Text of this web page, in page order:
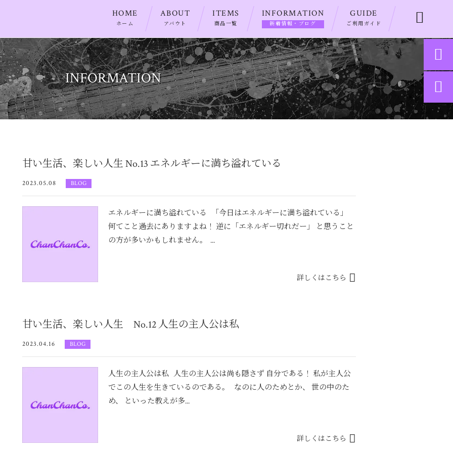
HOME
ホーム
ABOUT
アバウト
ITEMS
商品一覧
INFORMATION
新着情報・ブログ
GUIDE
ご利用ガイド 
INFORMATION
甘い生活、楽しい人生 No.13 エネルギーに満ち溢れている
2023.05.08 BLOG
エネルギーに満ち溢れている 「今日はエネルギーに満ち溢れている」
何てこと過去にありますよね！ 逆に「エネルギー切れだー」 と思うこと
の方が多いかもしれません。 ...
詳しくはこちら
甘い生活、楽しい人生 No.12 人生の主人公は私
2023.04.16 BLOG
人生の主人公は私 人生の主人公は尚も隠さず 自分である！ 私が主人公
でこの人生を生きているのである。 なのに人のためとか、 世の中のた
め、 といった教えが多...
詳しくはこちら

